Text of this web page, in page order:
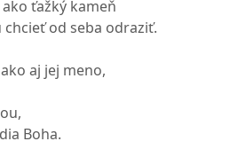
ťažký kameň
od seba odraziť.
aj jej meno,
Boha.